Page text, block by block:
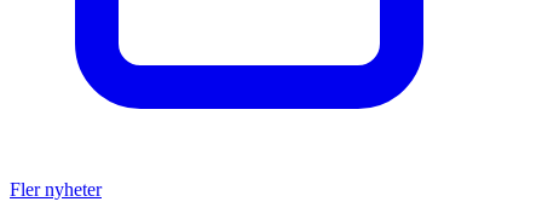
Fler nyheter